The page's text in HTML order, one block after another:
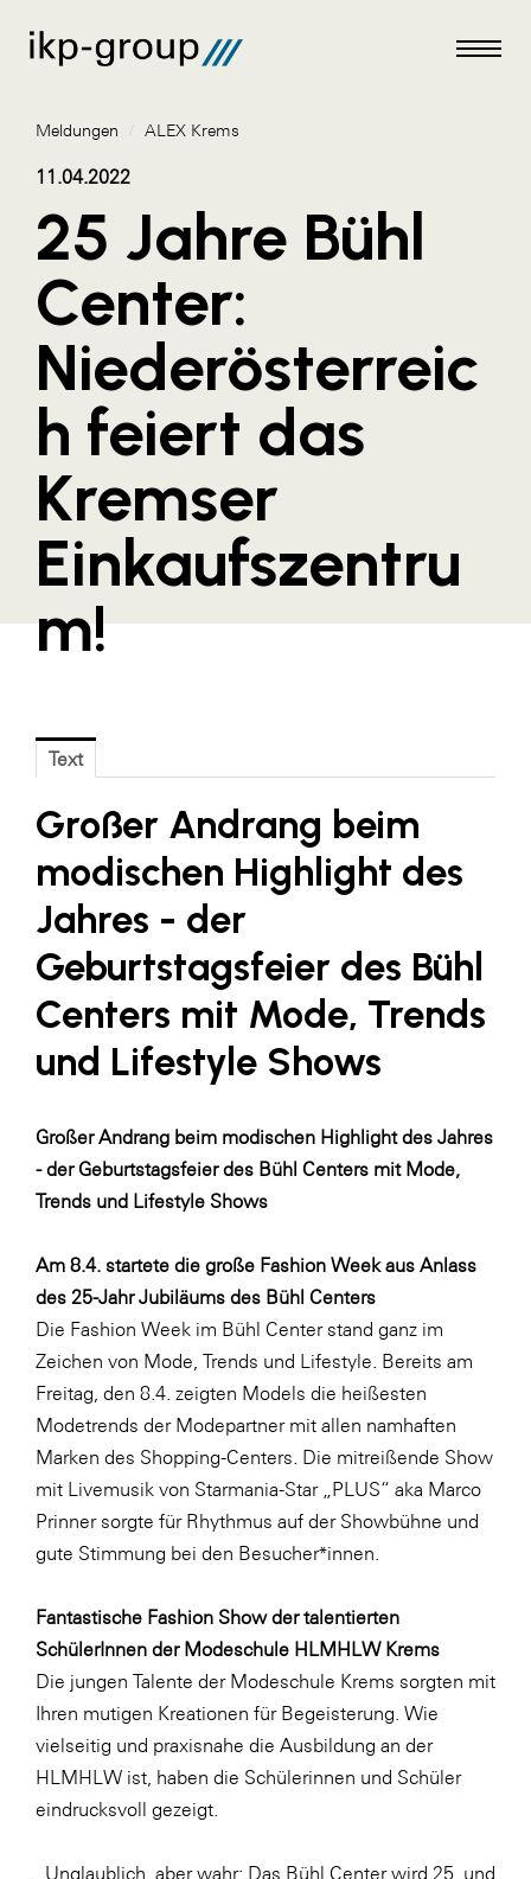
Meldungen
AKTUELLES
ACO
ALEX Krems
Amazon Web Services
Artweger
AustroCel Hallein
Blaguss
Bundesverband Sonnenschutztechnik
Cineplexx
Darbo
Designer Outlets Parndorf und Salzburg
DOMOFERM
Essity
FG UBIT Salzburg
foodaffairs
Fressnapf
FV Energierohstoff & Kraftstoff
Gardena
GBV - Verband gemeinnütziger
Bauvereinigungen
Getzner Werkstoffe
Heimat Österreich
ikp
Johnson & Johnson
JELD-WEN DANA
kosaplaner
LAT Nitrogen
Libro
Lidl Österreich
Die Menü-Manufaktur
MTH Retail Group
OMV
OptimaMed
Meldungen / ALEX Krems
11.04.2022
25 Jahre Bühl
Center:
Niederösterreic
h feiert das
Kremser
Einkaufszentru
m!
Text
Großer Andrang beim
modischen Highlight des
Jahres - der
Geburtstagsfeier des Bühl
Centers mit Mode, Trends
und Lifestyle Shows
Großer Andrang beim modischen Highlight des Jahres
- der Geburtstagsfeier des Bühl Centers mit Mode,
Trends und Lifestyle Shows
Am 8.4. startete die große Fashion Week aus Anlass
des 25-Jahr Jubiläums des Bühl Centers
Die Fashion Week im Bühl Center stand ganz im
Zeichen von Mode, Trends und Lifestyle. Bereits am
Freitag, den 8.4. zeigten Models die heißesten
Modetrends der Modepartner mit allen namhaften
Marken des Shopping-Centers. Die mitreißende Show
mit Livemusik von Starmania-Star „PLUS“ aka Marco
Prinner sorgte für Rhythmus auf der Showbühne und
gute Stimmung bei den Besucher*innen.
Fantastische Fashion Show der talentierten
SchülerInnen der Modeschule HLMHLW Krems
Die jungen Talente der Modeschule Krems sorgten mit
Ihren mutigen Kreationen für Begeisterung. Wie
vielseitig und praxisnahe die Ausbildung an der
HLMHLW ist, haben die Schülerinnen und Schüler
eindrucksvoll gezeigt.
„Unglaublich, aber wahr: Das Bühl Center wird 25, und